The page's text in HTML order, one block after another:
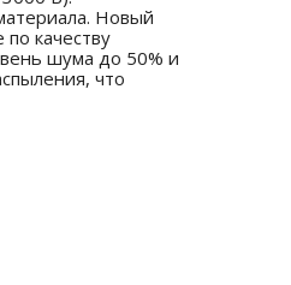
Новый
качеству
шума до 50% и
что